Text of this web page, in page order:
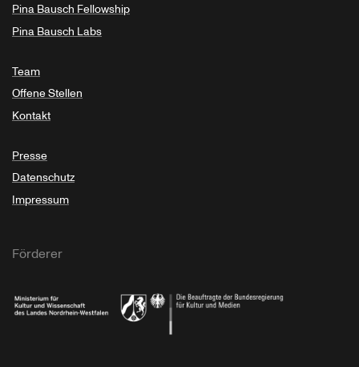
Pina Bausch Fellowship
Pina Bausch Labs
Team
Offene Stellen
Kontakt
Presse
Datenschutz
Impressum
Förderer